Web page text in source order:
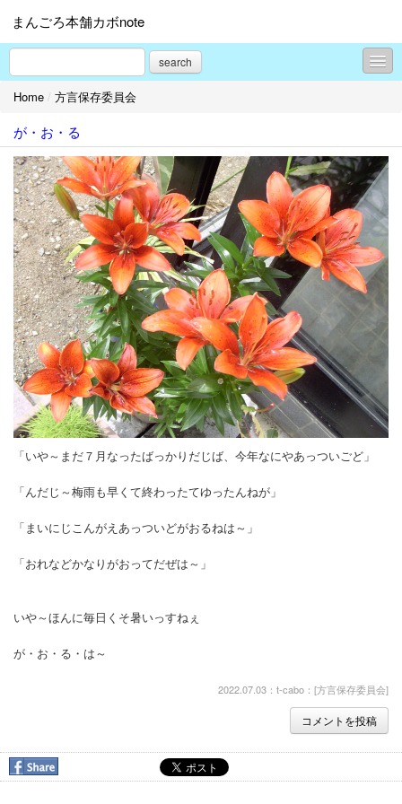
まんごろ本舗カボnote
search
でほだれDiary
方言保存委員会
ちょろからてえんな～
プロフィール
お問合せ
Home / 方言保存委員会
が・お・る
「いや～まだ７月なったばっかりだじば、今年なにやあっついごど」
「んだじ～梅雨も早くて終わったてゆったんねが」
「まいにじこんがえあっついどがおるねは～」
「おれなどかなりがおってだぜは～」
いや～ほんに毎日くそ暑いっすねぇ
が・お・る・は～
2022.07.03：t-cabo：[方言保存委員会]
コメントを投稿